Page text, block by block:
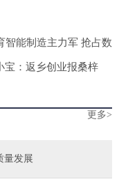
智能制造主力军 抢占数
宝：返乡创业报桑梓
更多>
量发展